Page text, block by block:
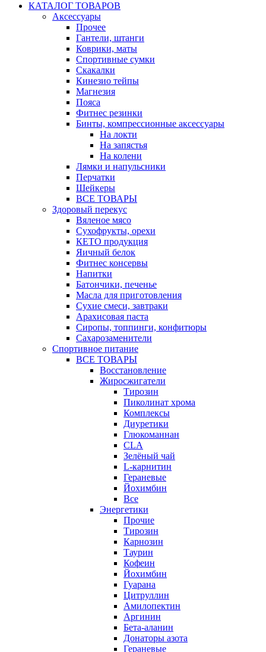
КАТАЛОГ ТОВАРОВ
Аксессуары
Прочее
Гантели, штанги
Коврики, маты
Спортивные сумки
Скакалки
Кинезио тейпы
Магнезия
Пояса
Фитнес резинки
Бинты, компрессионные аксессуары
На локти
На запястья
На колени
Лямки и напульсники
Перчатки
Шейкеры
ВСЕ ТОВАРЫ
Здоровый перекус
Вяленое мясо
Сухофрукты, орехи
КЕТО продукция
Яичный белок
Фитнес консервы
Напитки
Батончики, печенье
Масла для приготовления
Сухие смеси, завтраки
Арахисовая паста
Сиропы, топпинги, конфитюры
Сахарозаменители
Спортивное питание
ВСЕ ТОВАРЫ
Восстановление
Жиросжигатели
Тирозин
Пиколинат хрома
Комплексы
Диуретики
Глюкоманнан
CLA
Зелёный чай
L-карнитин
Гераневые
Йохимбин
Все
Энергетики
Прочие
Тирозин
Карнозин
Таурин
Кофеин
Йохимбин
Гуарана
Цитруллин
Амилопектин
Аргинин
Бета-аланин
Донаторы азота
Гераневые